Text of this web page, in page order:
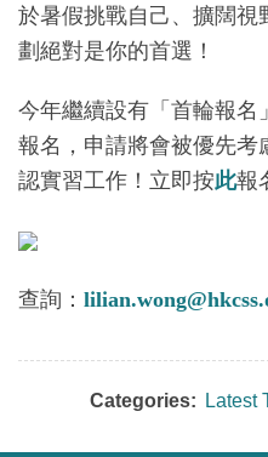
於暑假挑戰自己、擴闊視
劃絕對是你的首選！
今年繼續設有「首輪報名
報名，申請將會被優先考
認實習工作！立即按此報
查詢：
Categories: Latest